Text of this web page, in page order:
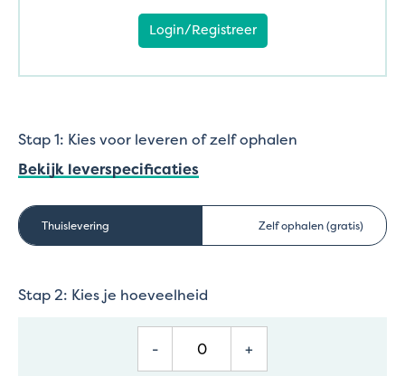
Login/Registreer
Stap 1: Kies voor leveren of zelf ophalen
Bekijk leverspecificaties
Thuislevering Zelf ophalen (gratis)
Stap 2: Kies je hoeveelheid
- +